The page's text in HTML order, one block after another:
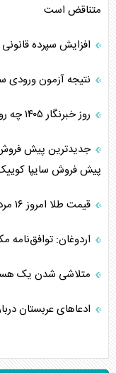
متناقض است
افزایش سپرده
نتیجه آزمون ورودی سمپاد سال
روز خبرنگار ۱۴۰۵ چه روزی است؟ + پیام تبریک روز خبرنگار ۱۴۰۵
پیش فروش سایپا کوییک مرداد
قیمت طلا امروز ۱۶ مرداد ۱۴۰۵
اردوغان:
متلاشی شدن یک
ادعاهای عربستان